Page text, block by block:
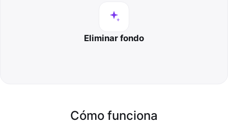
Eliminar fondo
Cómo funciona